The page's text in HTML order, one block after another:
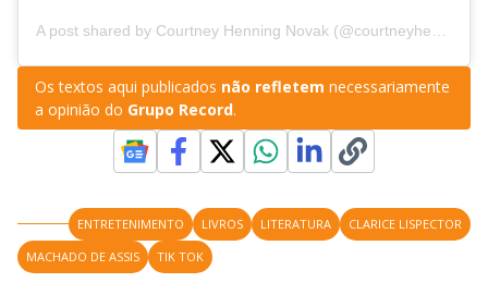
Os textos aqui publicados não refletem necessariamente
a opinião do Grupo Record.
ENTRETENIMENTO LIVROS LITERATURA
CLARICE LISPECTOR
MACHADO DE ASSIS
TIK TOK